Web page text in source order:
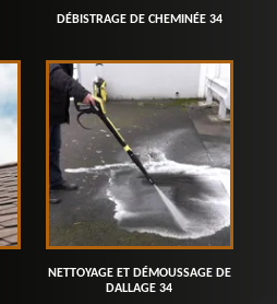
DÉBISTRAGE DE CHEMINÉE 34
NETTOYAGE ET DÉMOUSSAGE DE
DALLAGE 34